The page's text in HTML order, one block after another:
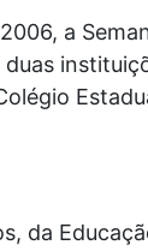
a
da